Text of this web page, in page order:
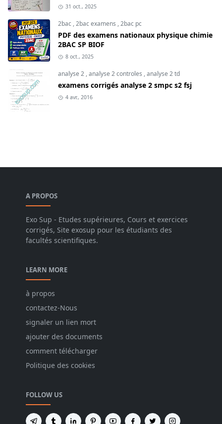
31 oct., 2025
2bac,2bac examens ,2bac pc
PDF des examens nationaux physique chimie
2BAC SP BIOF
8 oct., 2025
analyse 2,analyse 2 controles ,analyse 2 td
examens corrigés analyse 2 smpc s2 fsj
4 avr., 2016
A PROPOS
Exo Sup - Etudes supérieures, Cours et exercices
corrigés, Site exosup pour les étudiants des
facultés scientifiques.
LEARN MORE
à propos
contactez-Nous
signaler un lien mort
ajouter des documents
comment télécharger
Politique des cookies
FOLLOW US